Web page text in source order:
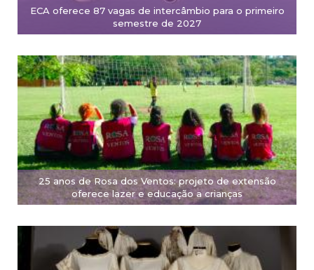
ECA oferece 87 vagas de intercâmbio para o primeiro
semestre de 2027
25 anos de Rosa dos Ventos: projeto de extensão
oferece lazer e educação a crianças